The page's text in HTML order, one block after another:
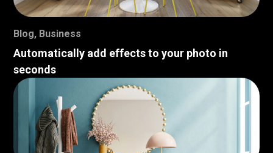
Blog, Business
Automatically add effects to your photo in
seconds